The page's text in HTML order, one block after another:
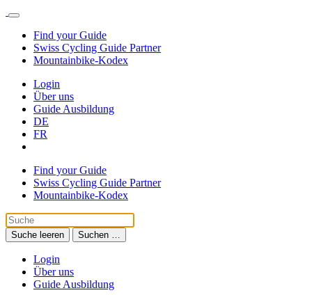
Find your Guide
Swiss Cycling Guide Partner
Mountainbike-Kodex
Login
Über uns
Guide Ausbildung
DE
FR
Find your Guide
Swiss Cycling Guide Partner
Mountainbike-Kodex
Suche leeren Suchen …
Login
Über uns
Guide Ausbildung